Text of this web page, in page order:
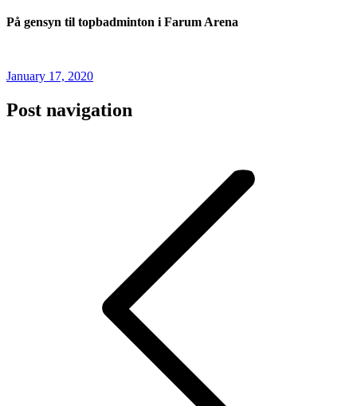
På gensyn til topbadminton i Farum Arena
January 17, 2020
Post navigation